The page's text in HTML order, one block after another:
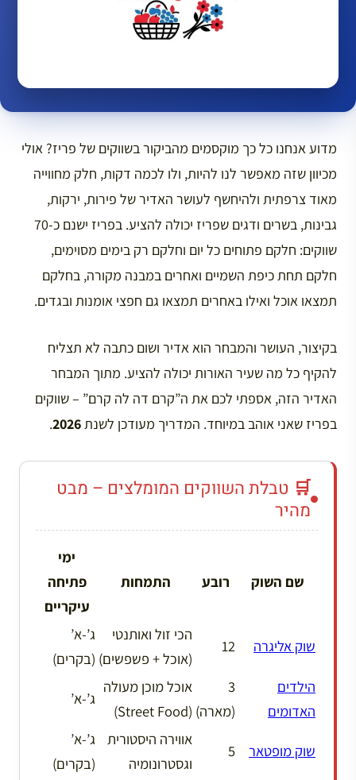
מדוע אנחנו כל כך מוקסמים מהביקור בשווקים של פריז? אולי
מכיוון שזה מאפשר לנו להיות, ולו לכמה דקות, חלק מחווייה
מאוד צרפתית ולהיחשף לעושר האדיר של פירות, ירקות,
גבינות, בשרים ודגים שפריז יכולה להציע. בפריז ישנם כ-70
שווקים: חלקם פתוחים כל יום וחלקם רק בימים מסוימים,
חלקם תחת כיפת השמיים ואחרים במבנה מקורה, בחלקם
תמצאו אוכל ואילו באחרים תמצאו גם חפצי אומנות ובגדים.
בקיצור, העושר והמבחר הוא אדיר ושום כתבה לא תצליח
להקיף כל מה שעיר האורות יכולה להציע. מתוך המבחר
האדיר הזה, אספתי לכם את ה”קרם דה לה קרם” – שווקים
בפריז שאני אוהב במיוחד. המדריך מעודכן לשנת2026
.
🛒 טבלת השווקים המומלצים – מבט
מהיר
שם השוק רובע התמחות
ימי
פתיחה
עיקריים
שוק אליגרה 12
הכי זול ואותנטי
(אוכל + פשפשים)
ג’-א’
(בקרים)
הילדים
האדומים
3
(מארה)
אוכל מוכן מעולה
(Street Food)
ג’-א’
שוק מופטאר 5
אווירה היסטורית
וגסטרונומיה
ג’-א’
(בקרים)